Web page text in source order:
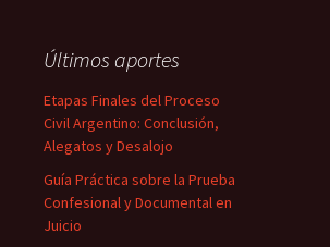
Últimos aportes
Etapas Finales del Proceso
Civil Argentino: Conclusión,
Alegatos y Desalojo
Guía Práctica sobre la Prueba
Confesional y Documental en
Juicio